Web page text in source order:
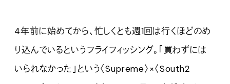
4年前に始めてから、忙しくとも週1回は行くほどのめ
り込んでいるというフライフィッシング。「買わずには
いられなかった」という〈Supreme〉×〈South2